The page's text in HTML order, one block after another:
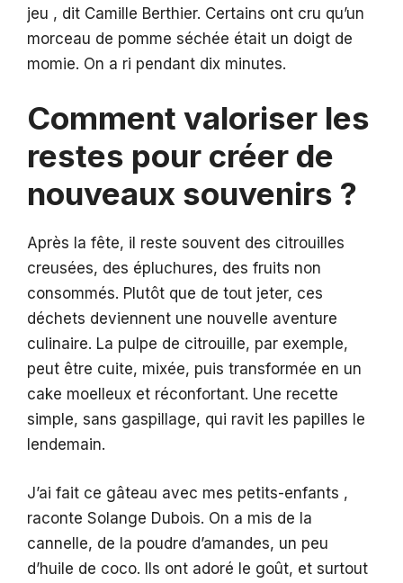
jeu , dit Camille Berthier. Certains ont cru qu’un
morceau de pomme séchée était un doigt de
momie. On a ri pendant dix minutes.
Comment valoriser les
restes pour créer de
nouveaux souvenirs ?
Après la fête, il reste souvent des citrouilles
creusées, des épluchures, des fruits non
consommés. Plutôt que de tout jeter, ces
déchets deviennent une nouvelle aventure
culinaire. La pulpe de citrouille, par exemple,
peut être cuite, mixée, puis transformée en un
cake moelleux et réconfortant. Une recette
simple, sans gaspillage, qui ravit les papilles le
lendemain.
J’ai fait ce gâteau avec mes petits-enfants ,
raconte Solange Dubois. On a mis de la
cannelle, de la poudre d’amandes, un peu
d’huile de coco. Ils ont adoré le goût, et surtout